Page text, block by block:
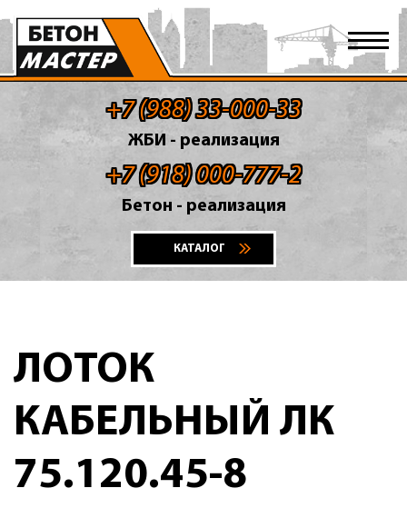
+7 (988) 33-000-33
ЖБИ - реализация
+7 (918) 000-777-2
Бетон - реализация
КАТАЛОГ
ЛОТОК
КАБЕЛЬНЫЙ ЛК
75.120.45-8